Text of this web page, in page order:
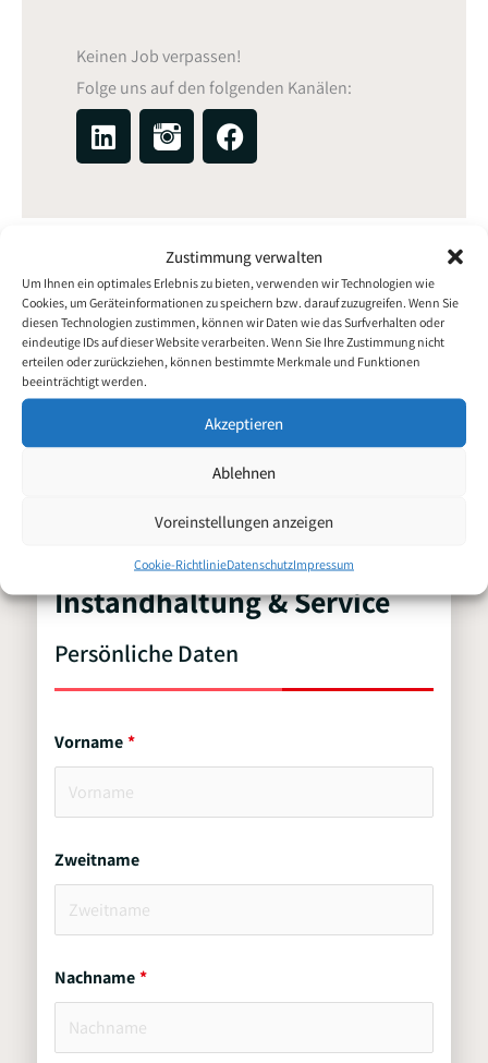
Zustimmung verwalten
Um Ihnen ein optimales Erlebnis zu bieten, verwenden wir Technologien wie
Cookies, um Geräteinformationen zu speichern bzw. darauf zuzugreifen. Wenn Sie
diesen Technologien zustimmen, können wir Daten wie das Surfverhalten oder
eindeutige IDs auf dieser Website verarbeiten. Wenn Sie Ihre Zustimmung nicht
erteilen oder zurückziehen, können bestimmte Merkmale und Funktionen
beeinträchtigt werden.
Akzeptieren
Ablehnen
Voreinstellungen anzeigen
Cookie-RichtlinieDatenschutzImpressum
Keinen Job verpassen!
Folge uns auf den folgenden Kanälen:
L
i
i
n
F
a
o
o
k
Bewerbung fürTechniker
Instandhaltung & Service
Persönliche Daten
Vorname
Zweitname
Nachname